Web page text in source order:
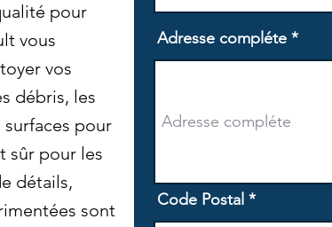
pour
vous
vos
débris, les
pour
sûr pour les
détails,
sont
Adresse compléte
Code Postal